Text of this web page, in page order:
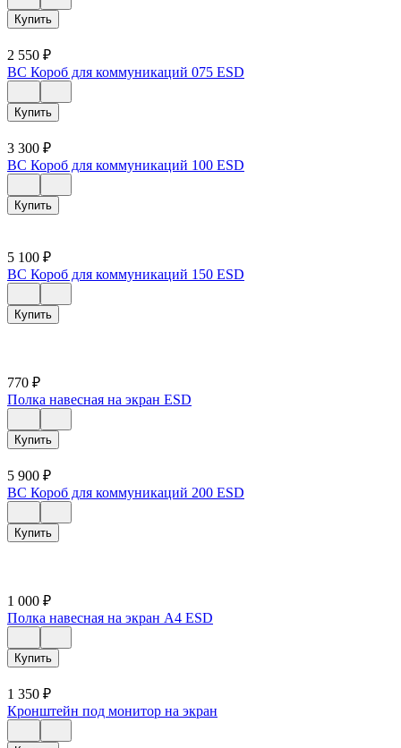
Купить
2 550 ₽
ВС Короб для коммуникаций 075 ESD
Купить
3 300 ₽
ВС Короб для коммуникаций 100 ESD
Купить
5 100 ₽
ВС Короб для коммуникаций 150 ESD
Купить
770 ₽
Полка навесная на экран ESD
Купить
5 900 ₽
ВС Короб для коммуникаций 200 ESD
Купить
1 000 ₽
Полка навесная на экран А4 ESD
Купить
1 350 ₽
Кронштейн под монитор на экран